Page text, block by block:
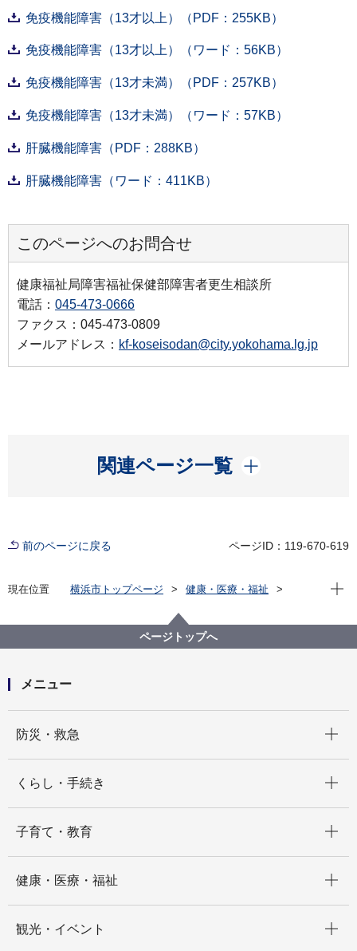
免疫機能障害（13才以上）（PDF：255KB）
免疫機能障害（13才以上）（ワード：56KB）
免疫機能障害（13才未満）（PDF：257KB）
免疫機能障害（13才未満）（ワード：57KB）
肝臓機能障害（PDF：288KB）
肝臓機能障害（ワード：411KB）
このページへのお問合せ
健康福祉局障害福祉保健部障害者更生相談所
電話： 045-473-0666
ファクス：045-473-0809
メールアドレス： kf-koseisodan@city.yokohama.lg.jp
関連ページ一覧
開く
前のページに戻る ページID：119-670-619
現在位置 横浜市トップページ
健康・医療・福祉
障害福祉サービス・制度一覧
身体障害者手帳の交付
各種診断書
現在
ページトップへ
メニュー
防災・救急
くらし・手続き
子育て・教育
健康・医療・福祉
観光・イベント